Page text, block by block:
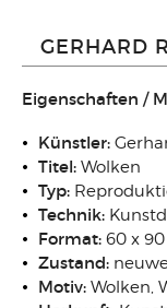
GERHARD
Eigenschaften /
Künstler:
Titel: Wolken
Typ:
Technik:
Format: 60 x
Zustand:
Motiv: Wolken,